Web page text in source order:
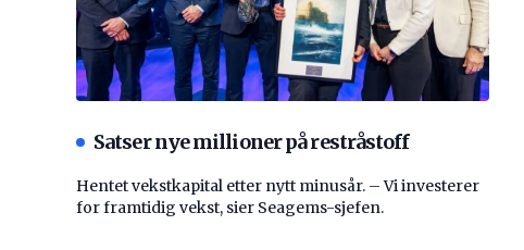
Satser nye millioner på restråstoff
Hentet vekstkapital etter nytt minusår. – Vi investerer
for framtidig vekst, sier Seagems-sjefen.